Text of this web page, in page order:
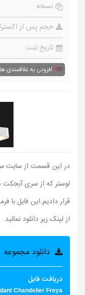
نسخه:
حجم پس از
تاریخ ثبت:
بازدید:
افزودن به علاقمندی ها
در این قسمت از سایت
از لینک زیر دانلود نمائید.
دانلود مجموعه
دریافت فایل
Chandelier Freya